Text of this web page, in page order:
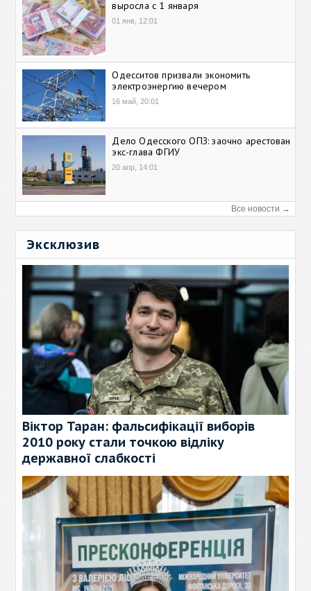
выросла с 1 января
01 янв, 12:01
Одесситов призвали экономить
электроэнергию вечером
16 май, 20:01
Дело Одесского ОПЗ: заочно арестован
экс-глава ФГИУ
20 апр, 14:01
Все новости →
Эксклюзив
Віктор Таран: фальсифікації виборів
2010 року стали точкою відліку
державної слабкості